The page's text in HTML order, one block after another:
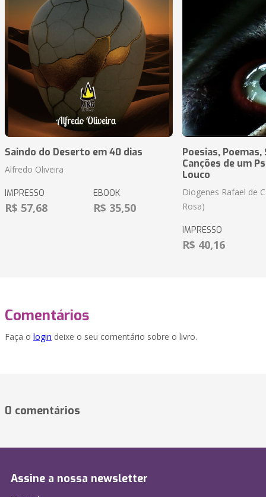
Saindo do Deserto em 40 dias
Alfredo Oliveira
IMPRESSO
R$ 57,68
EBOOK
R$ 35,50
Poesias,
Canções de um
Louco
Diogenes Rafael de
Rosa)
IMPRESSO
R$ 40,16
Comentários
Faça o login deixe o seu comentário sobre o livro.
0 comentários
Assine a nossa newsletter